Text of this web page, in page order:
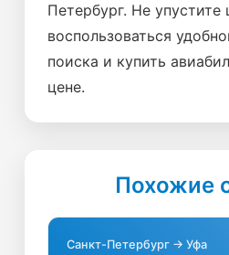
Петербург. Не упустите
воспользоваться
поиска и купить
цене.
Похожие
Санкт-Петербург → Уфа